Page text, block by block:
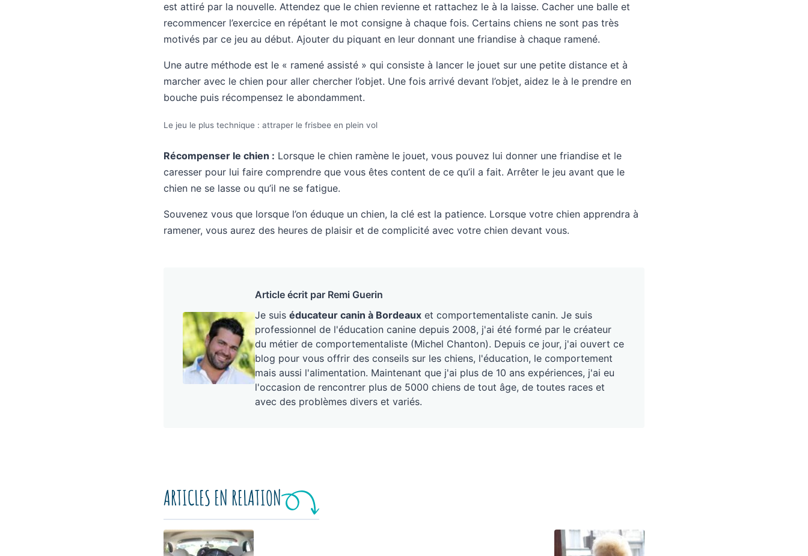
est attiré par la nouvelle. Attendez que le chien revienne et rattachez le à la laisse. Cacher une balle et
recommencer l’exercice en répétant le mot consigne à chaque fois. Certains chiens ne sont pas très
motivés par ce jeu au début. Ajouter du piquant en leur donnant une friandise à chaque ramené.
Une autre méthode est le « ramené assisté » qui consiste à lancer le jouet sur une petite distance et à
marcher avec le chien pour aller chercher l’objet. Une fois arrivé devant l’objet, aidez le à le prendre en
bouche puis récompensez le abondamment.
Le jeu le plus technique : attraper le frisbee en plein vol
Récompenser le chien : Lorsque le chien ramène le jouet, vous pouvez lui donner une friandise et le
caresser pour lui faire comprendre que vous êtes content de ce qu’il a fait. Arrêter le jeu avant que le
chien ne se lasse ou qu’il ne se fatigue.
Souvenez vous que lorsque l’on éduque un chien, la clé est la patience. Lorsque votre chien apprendra à
ramener, vous aurez des heures de plaisir et de complicité avec votre chien devant vous.
Article écrit par Remi Guerin
Je suis éducateur canin à Bordeaux et comportementaliste canin. Je suis
professionnel de l'éducation canine depuis 2008, j'ai été formé par le créateur
du métier de comportementaliste (Michel Chanton). Depuis ce jour, j'ai ouvert ce
blog pour vous offrir des conseils sur les chiens, l'éducation, le comportement
mais aussi l'alimentation. Maintenant que j'ai plus de 10 ans expériences, j'ai eu
l'occasion de rencontrer plus de 5000 chiens de tout âge, de toutes races et
avec des problèmes divers et variés.
ARTICLES EN RELATION